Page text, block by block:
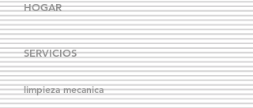
limpieza mecanica
SERVICIOS
HOGAR